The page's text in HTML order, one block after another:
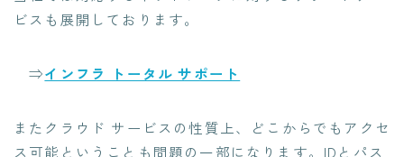
ビスも展開しております。​
⇒インフラ トータル サポート​
またクラウド サービスの性質上、どこからでもアクセ
ス可能ということも問題の一部になります。IDとパス